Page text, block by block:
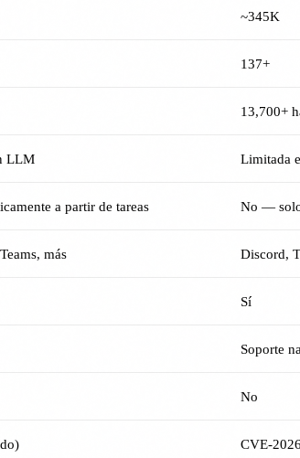
~345K
137+
13,700+
LLM Limitada
a partir de tareas No — solo
más Discord,
Sí
Soporte
No
CVE-